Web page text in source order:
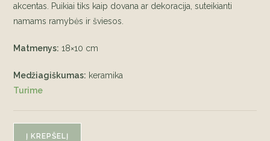
akcentas. Puikiai tiks kaip dovana ar dekoracija, suteikianti
namams ramybės ir šviesos.
Matmenys: 18×10 cm
Medžiagiškumas: keramika
Turime
Į KREPŠELĮ